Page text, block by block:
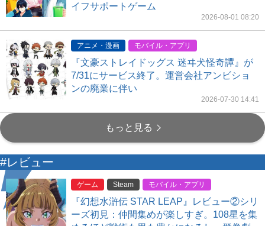
イフサポートゲーム
2026-08-01 08:20
アニメ・漫画 モバイル・アプリ
『文豪ストレイドッグス 迷ヰ犬怪奇譚』が
7/31にサービス終了。運営会社アンビショ
ンの廃業に伴い
2026-07-30 14:41
もっと見る
#レビュー
ゲーム Steam モバイル・アプリ
『幻想水滸伝 STAR LEAP』レビュー②シリ
ーズ初見：仲間集めが楽しすぎ。108星を集